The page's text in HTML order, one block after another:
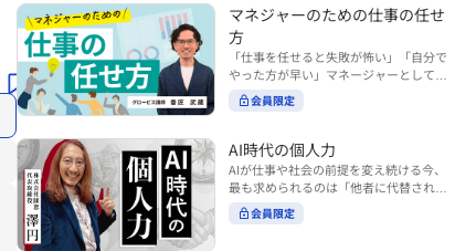
携わるリーダー・マネージャーの方 ・AI
を活用して事業創出のスピードや成功確
率を高めたい方 ・AI時代における新規事
業リーダーの役割やマインドセットを学
びたい方 ■AIシフトシリーズとは？ 『AI
BUSINESS SHIFTシリーズ』は以下の3
す。（順次公開） https://unlimited.glo
bis.co.jp/ja/tags/AI%E3%83%93%E3%8
2%B8%E3%83%8D%E3%82%B9%E3%
82%B7%E3%83%95%E3%83%88 ・基
礎編（第1回〜3回）：リーダーやマネー
（#2以降は順次公開） 本コースでは、
「勝てる営業とは？トップ5%セールス
の共通点」をテーマに BtoBでお客様に
選ばれる営業の役割 トップ5％のセール
スに共通する行動や考え方 成果につなが
る実践的なポイント などを解説します。
◾️こんな方におすすめ 提案しても顧客に
が多い方 顧客の本当の課題や決裁者の判
断基準をつかみきれず、案件が前に進ま
ない方 再現性のある営業テクニックを身
につけたい方 ※本動画は、制作時点の情
報に基づき作成したものです（2026年7
マネジャーのための仕事の任せ
方
「仕事を任せると失敗が怖い」「自分で
やった方が早い」マネージャーとしてメ
ンバーやチームの力を引き出しながら成
果を上げるには、どのように仕事を任せ
い時代において、マネージャーとして成
果を上げ続けるためには、メンバーの個
性や特性を理解し、それに合わせた効果
的な任せ方を身につけることが重要で
す。このコースでは、ソーシャルスタイ
会員限定
AI時代の個人力
AIが仕事や社会の前提を変え続ける今、
最も求められるのは「他者に代替されな
い個としての力」“個人力”です。 本コー
スでは、澤円氏の著書『個人力』をもと
会員限定